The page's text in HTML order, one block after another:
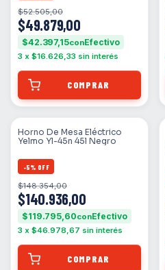
$49.879,00
$52.505,00
$42.397,15con
3 x $16.626,33 sin interés
Horno De Mesa Eléctrico
Yelmo Yl-45n 45l Negro
-5% OFF
$140.936,00
$148.354,00
$119.795,60con
3 x $46.978,67 sin interés